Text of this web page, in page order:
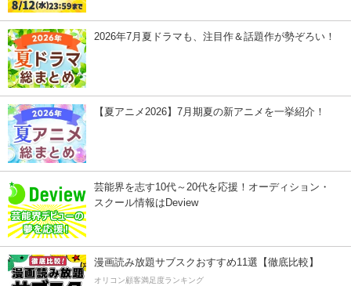
2026年7月夏ドラマも、注目作＆話題作が勢ぞろい！
【夏アニメ2026】7月期夏の新アニメを一挙紹介！
芸能界を志す10代～20代を応援！オーディション・
スクール情報はDeview
漫画読み放題サブスクおすすめ11選【徹底比較】
オリコン顧客満足度ランキング